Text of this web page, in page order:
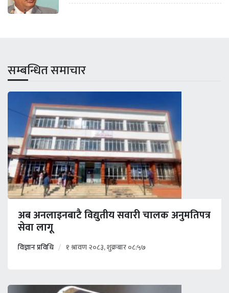
सम्बन्धित समाचार
अब अनलाइनबाटै विद्युतीय सवारी चालक अनुमतिपत्र
सेवा लागू
विज्ञान प्रविधि १ श्रावण २०८३, शुक्रबार ०८:५७